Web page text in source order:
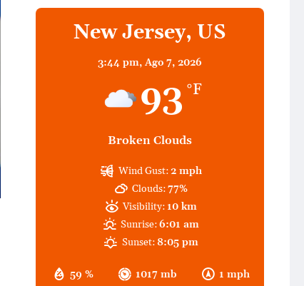
New Jersey, US
3:44 pm,Ago 7, 2026
93 °F
Broken Clouds
59 % 1017 mb 1 mph
Wind Gust:2 mph
Clouds:77%
Visibility: 10 km
Sunrise:6:01 am
Sunset:8:05 pm